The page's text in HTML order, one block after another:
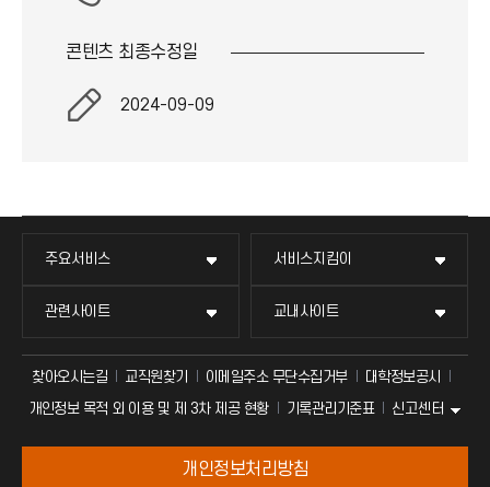
콘텐츠 최종수정일
2024-09-09
주요서비스
교수채용
인터넷증명
입학안내
서비스지킴이
불친절신고
자주 묻는 질문(FAQ)
칭찬마당
관련사이트
발전기금
산학협력단
소비자생활협동조합
교내사이트
교육혁신본부
국제교류과
매트릭스
찾아오시는길 교직원찾기 이메일주소 무단수집거부
대학정보공시
개인정보 목적 외 이용 및 제 3차 제공 현황
기록관리기준표 신고센터
개인정보처리방침